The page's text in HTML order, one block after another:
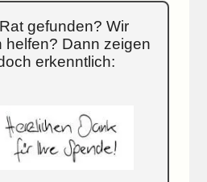
gefunden? Wir
helfen? Dann zeigen
erkenntlich: